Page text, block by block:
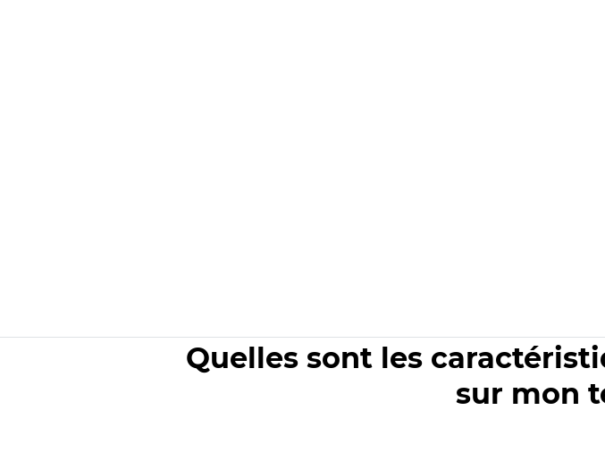
Quelles sont les
sur mon